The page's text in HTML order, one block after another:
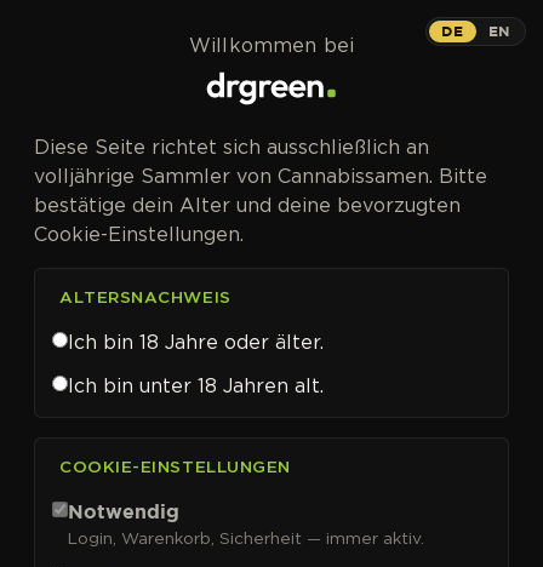
DNA Genetics
DE EN
Willkommen bei
Diese Seite richtet sich ausschließlich an
volljährige Sammler von Cannabissamen. Bitte
bestätige dein Alter und deine bevorzugten
Cookie-Einstellungen.
ALTERSNACHWEIS
Ich bin 18 Jahre oder älter.
Ich bin unter 18 Jahren alt.
COOKIE-EINSTELLUNGEN
Notwendig
Login, Warenkorb, Sicherheit — immer aktiv.